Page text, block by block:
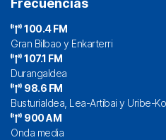
Frecuencias
100.4 FM
Gran Bilbao y Enkarterri
107.1 FM
Durangaldea
98.6 FM
Busturialdea, Lea-Artibai y Uribe-
900 AM
Onda media